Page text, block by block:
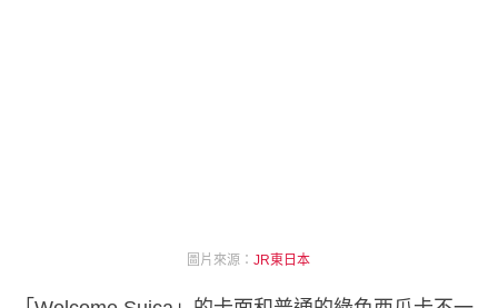
圖片來源：JR東日本